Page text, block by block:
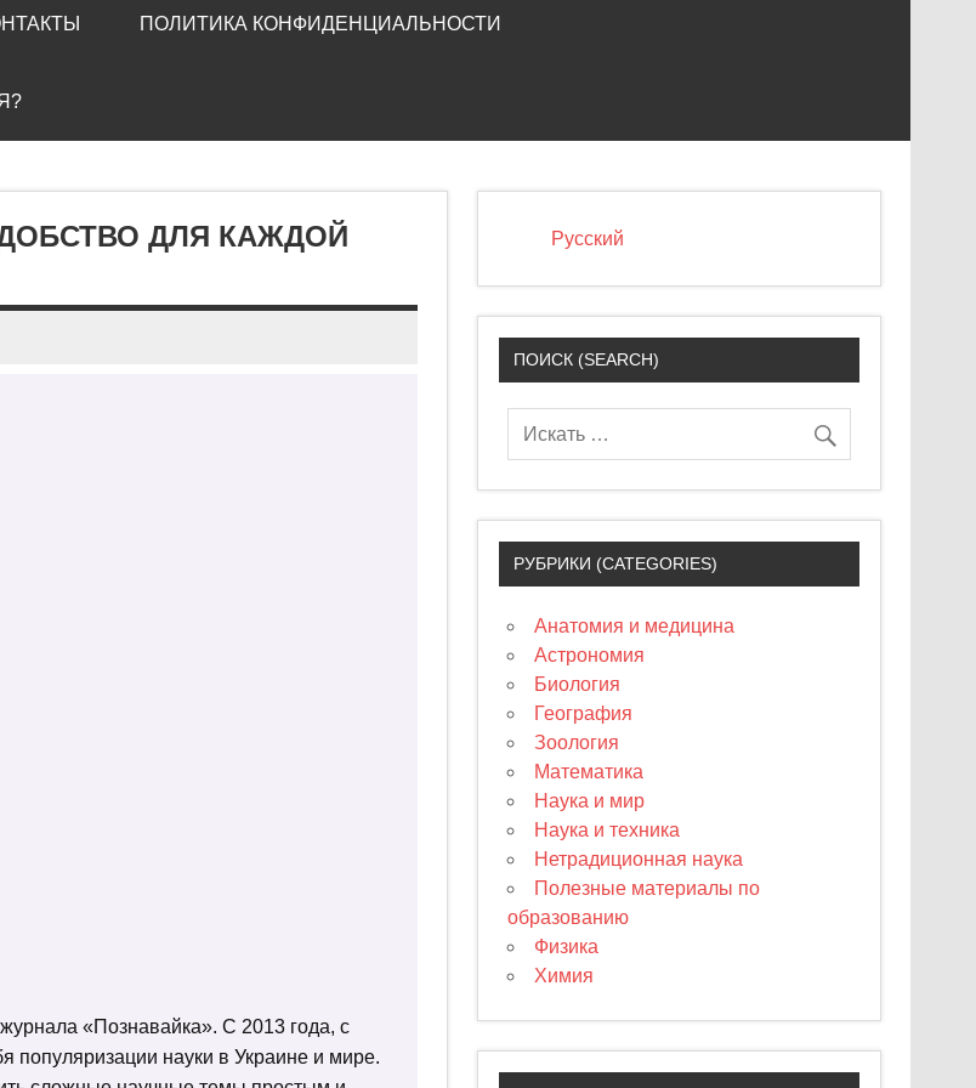
ПОЛИТИКА КОНФИДЕНЦИАЛЬНОСТИ
ДЛЯ КАЖДОЙ
«Познавайка». С 2013 года, с
популяризации науки в Украине и мире.
Русский
ПОИСК (SEARCH)
РУБРИКИ (CATEGORIES)
Анатомия и медицина
Астрономия
Биология
География
Зоология
Математика
Наука и мир
Наука и техника
Нетрадиционная наука
Полезные материалы по
образованию
Физика
Химия